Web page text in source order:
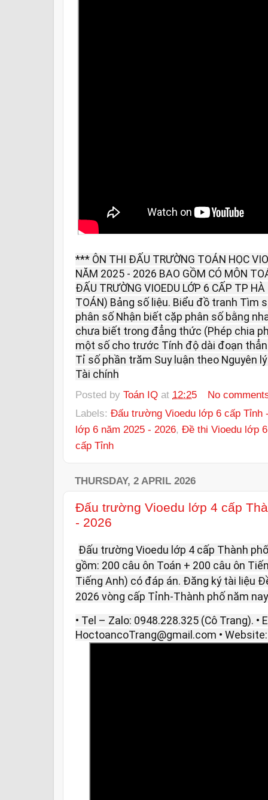
*** ÔN THI ĐẤU TRƯỜNG TOÁN HỌC
NĂM 2025 - 2026 BAO GỒM CÓ MÔN
ĐẤU TRƯỜNG VIOEDU LỚP 6 CẤP TP
TOÁN) Bảng số liệu. Biểu đồ tranh Tìm
phân số Nhận biết cặp phân số bằng
chưa biết trong đẳng thức (Phép chia
một số cho trước Tính độ dài đoạn
Tỉ số phần trăm Suy luận theo Nguyên
Tài chính
Posted by Toán IQ at 12:25
No
Labels: Đấu trường Vioedu lớp 6 cấp Tỉnh
lớp 6 năm 2025 - 2026, Đề thi Vioedu lớp
cấp Tỉnh
THURSDAY, 2 APRIL 2026
Đấu trường Vioedu lớp 4 cấp
- 2026
Đấu trường Vioedu lớp 4 cấp Thành
gồm: 200 câu ôn Toán + 200 câu ôn
Tiếng Anh) có đáp án. Đăng ký tài liệu
2026 vòng cấp Tỉnh-Thành phố năm
• Tel – Zalo: 0948.228.325 (Cô Trang). •
HoctoancoTrang@gmail.com •